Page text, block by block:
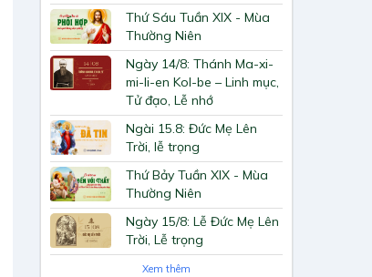
Thứ Sáu Tuần XIX - Mùa
Thường Niên
Ngày 14/8: Thánh Ma-xi-
mi-li-en Kol-be – Linh mục,
Tử đạo, Lễ nhớ
Ngài 15.8: Đức Mẹ Lên
Trời, lễ trọng
Thứ Bảy Tuần XIX - Mùa
Thường Niên
Ngày 15/8: Lễ Đức Mẹ Lên
Trời, Lễ trọng
Xem thêm